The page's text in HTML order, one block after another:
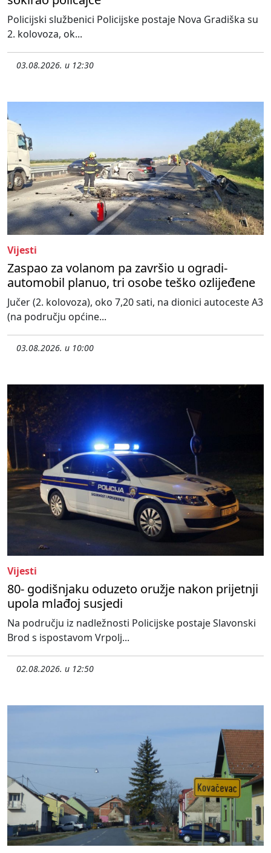
Policijski službenici Policijske postaje Nova Gradiška su
2. kolovoza, ok...
03.08.2026. u 12:30
Vijesti
Zaspao za volanom pa završio u ogradi-
automobil planuo, tri osobe teško ozlijeđene
Jučer (2. kolovoza), oko 7,20 sati, na dionici autoceste A3
(na području općine...
03.08.2026. u 10:00
Vijesti
80- godišnjaku oduzeto oružje nakon prijetnji
upola mlađoj susjedi
Na području iz nadležnosti Policijske postaje Slavonski
Brod s ispostavom Vrpolj...
02.08.2026. u 12:50